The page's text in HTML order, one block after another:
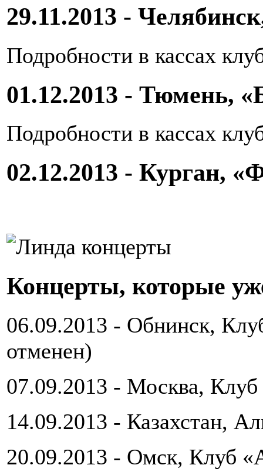
29.11.2013 -
Подробности в кассах
01.12.2013 - Тюмень,
Подробности в кассах
02.12.2013 - Курган,
Концерты, которые
06.09.2013 - Обнинск,
отменен)
07.09.2013 - Москва,
14.09.2013 - Казахстан,
20.09.2013 - Омск, Клуб